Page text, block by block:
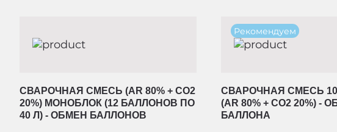
СВАРОЧНАЯ СМЕСЬ (AR 80% + CO2
20%) МОНОБЛОК (12 БАЛЛОНОВ ПО
40 Л) - ОБМЕН БАЛЛОНОВ
Рекомендуем
СВАРОЧНАЯ СМЕСЬ
(AR 80% + CO2 20%) -
БАЛЛОНА